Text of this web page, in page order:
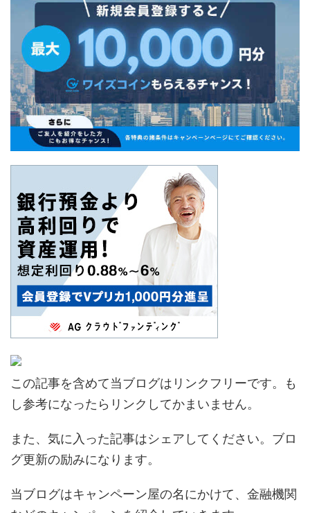
この記事を含めて当ブログはリンクフリーです。も
し参考になったらリンクしてかまいません。
また、気に入った記事はシェアしてください。ブロ
グ更新の励みになります。
当ブログはキャンペーン屋の名にかけて、金融機関